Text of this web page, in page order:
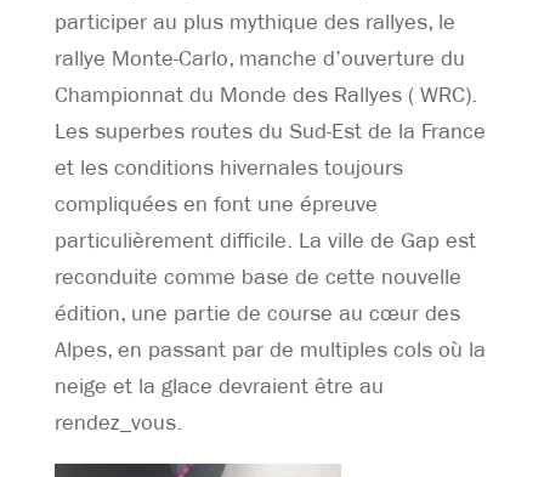
participer au plus mythique des rallyes, le
rallye Monte-Carlo, manche d’ouverture du
Championnat du Monde des Rallyes ( WRC).
Les superbes routes du Sud-Est de la France
et les conditions hivernales toujours
compliquées en font une épreuve
particulièrement difficile. La ville de Gap est
reconduite comme base de cette nouvelle
édition, une partie de course au cœur des
Alpes, en passant par de multiples cols où la
neige et la glace devraient être au
rendez_vous.